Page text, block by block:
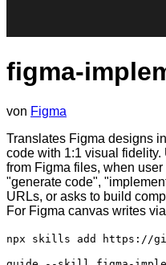
figma-
von Figma
Translates Figma designs
code with 1:1 visual
from Figma files, when
"generate code",
URLs, or asks to build
For Figma canvas writes
npx skills add https://